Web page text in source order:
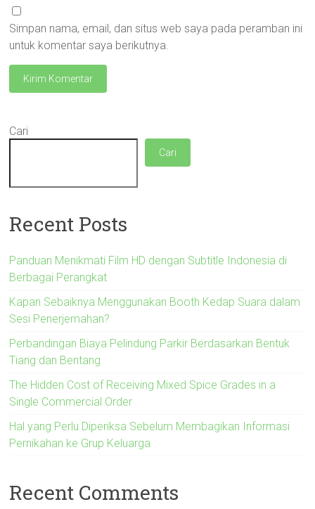
Simpan nama, email, dan situs web saya pada peramban ini
untuk komentar saya berikutnya.
Cari
Cari
Recent Posts
Panduan Menikmati Film HD dengan Subtitle Indonesia di
Berbagai Perangkat
Kapan Sebaiknya Menggunakan Booth Kedap Suara dalam
Sesi Penerjemahan?
Perbandingan Biaya Pelindung Parkir Berdasarkan Bentuk
Tiang dan Bentang
The Hidden Cost of Receiving Mixed Spice Grades in a
Single Commercial Order
Hal yang Perlu Diperiksa Sebelum Membagikan Informasi
Pernikahan ke Grup Keluarga
Recent Comments